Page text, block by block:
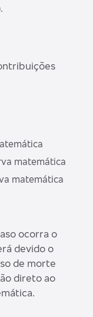
matemática
matemática
ocorra o
devido o
de morte
direto ao